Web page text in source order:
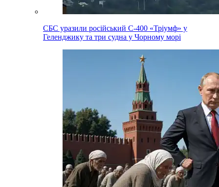
СБС уразили російський С-400 «Тріумф» у
Геленджику та три судна у Чорному морі